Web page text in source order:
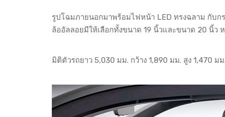
รูปโฉมภายนอกมาพร้อมไฟหน้า LED ทรงฉลาม กับก
ล้ออัลลอยมีให้เลือกทั้งขนาด 19 นิ้วและขนาด 20 นิ้ว
มิติตัวรถยาว 5,030 มม. กว้าง 1,890 มม. สูง 1,470 ม